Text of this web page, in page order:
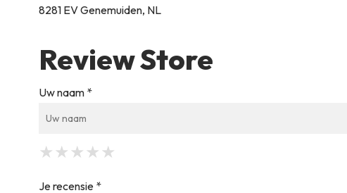
8281 EV Genemuiden, NL
Review Store
Uw naam *
★
★ ★
★ ★ ★
★ ★ ★ ★
★ ★ ★ ★ ★
Je recensie *